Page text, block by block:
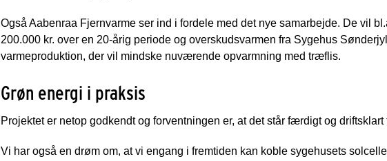
Også Aabenraa Fjernvarme ser ind i fordele med det nye samarbejde. De vil
200.000 kr. over en 20-årig periode og overskudsvarmen fra Sygehus
varmeproduktion, der vil mindske nuværende opvarmning med træflis.
Grøn energi i praksis
Projektet er netop godkendt og forventningen er, at det står færdigt og driftsklart
Vi har også en drøm om, at vi engang i fremtiden kan koble sygehusets